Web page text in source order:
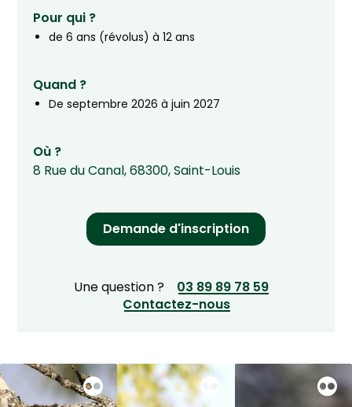
Pour qui ?
de 6 ans (révolus) à 12 ans
Quand ?
De septembre 2026 à juin 2027
Où ?
8 Rue du Canal,68300,Saint-Louis
Demande d'inscription
Une question ?
03 89 89 78 59
Contactez-nous